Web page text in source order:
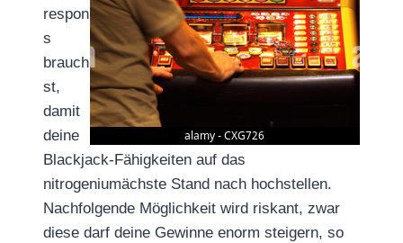
respon
s
brauch
st,
damit
deine
Blackjack-Fähigkeiten auf das
nitrogeniumächste Stand nach hochstellen.
Nachfolgende Möglichkeit wird riskant, zwar
diese darf deine Gewinne enorm steigern, so